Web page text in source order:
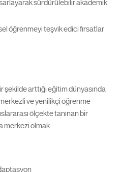
sürdürülebilir akademik
öğrenmeyi teşvik edici fırsatlar
arttığı eğitim dünyasında
ve yenilikçi öğrenme
ölçekte tanınan bir
merkezi olmak.